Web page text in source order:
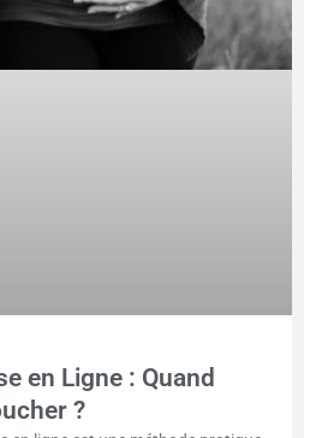
en Ligne : Quand
?